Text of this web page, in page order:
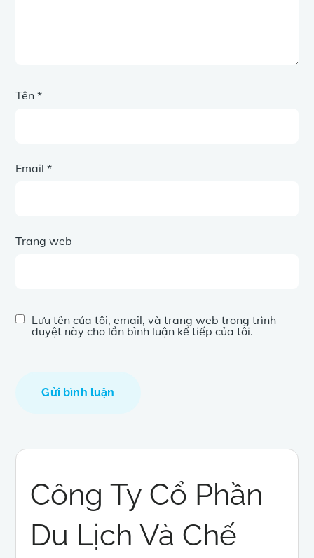
Tên*
Email*
Trang web
Lưu tên của tôi, email, và trang web trong trình
duyệt này cho lần bình luận kế tiếp của tôi.
Công Ty Cổ Phần
Du Lịch Và Chế